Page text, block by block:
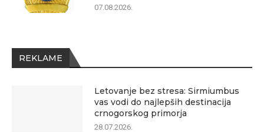
07.08.2026.
REKLAME
Letovanje bez stresa: Sirmiumbus
vas vodi do najlepših destinacija
crnogorskog primorja
28.07.2026.